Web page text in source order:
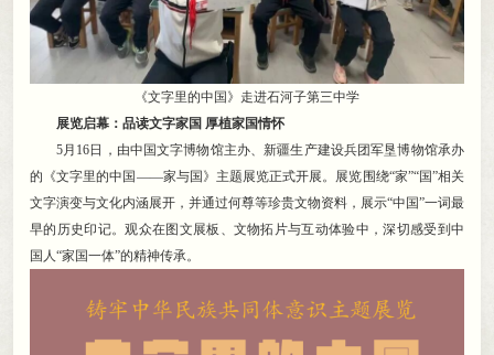
《文字里的中国》走进石河子第三中学
展览启幕：品读文字家国 厚植家国情怀
5月16日
， 由中国文字博物馆主办、新疆生产建设兵团军垦博物馆承办
的《文字里的中国——家与国》主题展览正式开展。展览围绕“家”“国”相关
文字演变与文化内涵展开 ， 并通过何尊等珍贵文物资料，展示“中国”一词最
早的历史印记。观众在图文展板、文物拓片与互动体验中，深切感受到中
国人“家国一体”的精神传承。